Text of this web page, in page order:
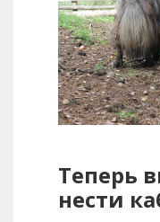
Теперь
нести